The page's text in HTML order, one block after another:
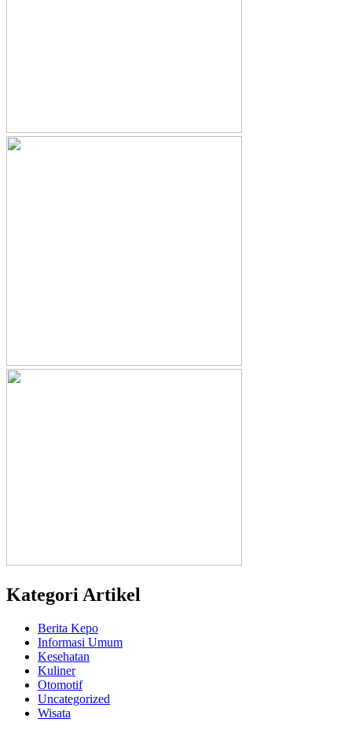
Kategori Artikel
Berita Kepo
Informasi Umum
Kesehatan
Kuliner
Otomotif
Uncategorized
Wisata